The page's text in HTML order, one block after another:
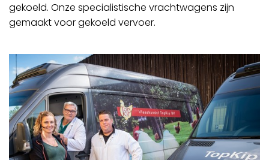
gekoeld. Onze specialistische vrachtwagens zijn
gemaakt voor gekoeld vervoer.